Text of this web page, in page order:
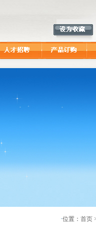
·位置： 首页